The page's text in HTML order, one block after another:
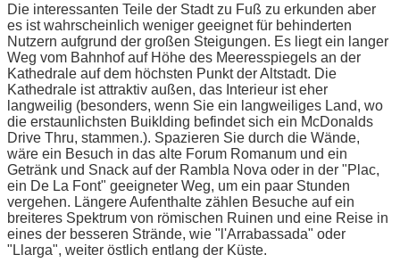
Die interessanten Teile der Stadt zu Fuß zu erkunden aber
es ist wahrscheinlich weniger geeignet für behinderten
Nutzern aufgrund der großen Steigungen. Es liegt ein langer
Weg vom Bahnhof auf Höhe des Meeresspiegels an der
Kathedrale auf dem höchsten Punkt der Altstadt. Die
Kathedrale ist attraktiv außen, das Interieur ist eher
langweilig (besonders, wenn Sie ein langweiliges Land, wo
die erstaunlichsten Buiklding befindet sich ein McDonalds
Drive Thru, stammen.). Spazieren Sie durch die Wände,
wäre ein Besuch in das alte Forum Romanum und ein
Getränk und Snack auf der Rambla Nova oder in der "Plac,
ein De La Font" geeigneter Weg, um ein paar Stunden
vergehen. Längere Aufenthalte zählen Besuche auf ein
breiteres Spektrum von römischen Ruinen und eine Reise in
eines der besseren Strände, wie "l'Arrabassada" oder
"Llarga", weiter östlich entlang der Küste.